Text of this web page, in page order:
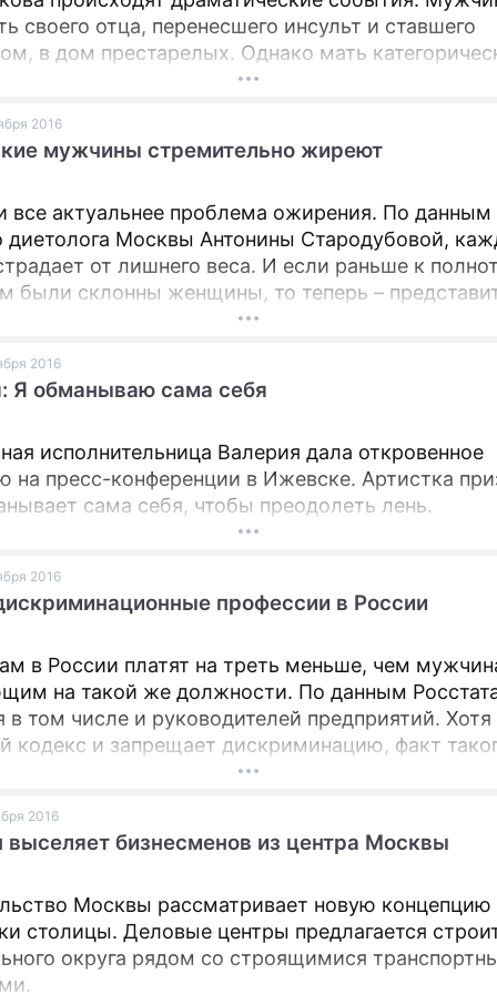
своего отца, перенесшего инсульт и ставшего
в дом престарелых. Однако мать
сама хочет ухаживать за мужем. Но Степан
кресле.
2016
мужчины стремительно жиреют
все актуальнее проблема ожирения. По данным
диетолога Москвы Антонины Стародубовой,
от лишнего веса. И если раньше к
были склонны женщины, то теперь –
2016
Я обманываю сама себя
исполнительница Валерия дала откровенное
на пресс-конференции в Ижевске. Артистка
сама себя, чтобы преодолеть лень.
2016
профессии в России
в России платят на треть меньше, чем
на такой же должности. По данным
в том числе и руководителей предприятий. Хотя
кодекс и запрещает дискриминацию, факт
2016
выселяет бизнесменов из центра Москвы
Москвы рассматривает новую концепцию
столицы. Деловые центры предлагается
округа рядом со строящимися